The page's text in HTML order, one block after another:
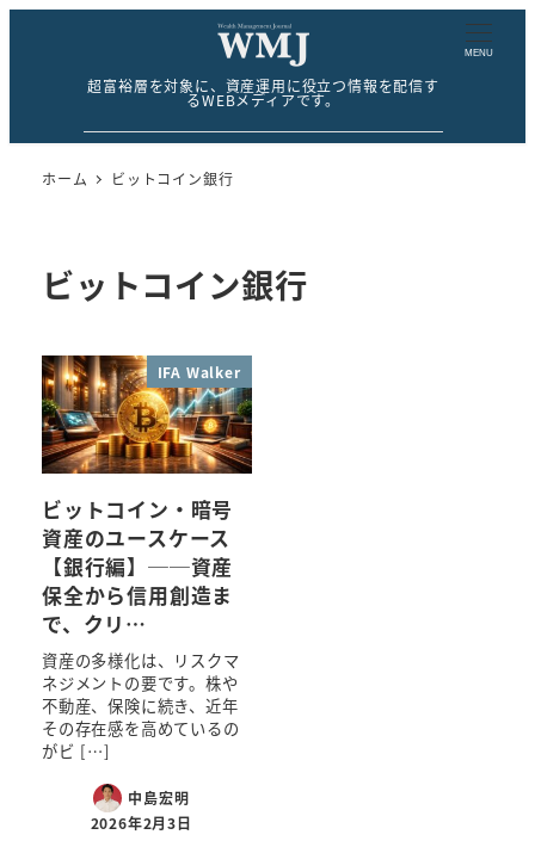
超富裕層を対象に、資産運用に役立つ情報を配信す
るWEBメディアです。
MENU
ホーム ビットコイン銀行
ビットコイン銀行
IFA Walker
ビットコイン・暗号
資産のユースケース
【銀行編】──資産
保全から信用創造ま
で、クリ…
資産の多様化は、リスクマ
ネジメントの要です。株や
不動産、保険に続き、近年
その存在感を高めているの
がビ […]
中島宏明
2026年2月3日